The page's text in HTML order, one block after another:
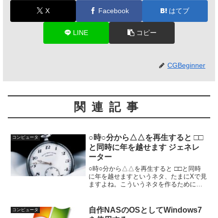
X Facebook はてブ
LINE コピー
CGBeginner
関連記事
コンピュータ
○時○分から△△を再生すると □□
と同時に年を越せます ジェネレ
ーター
○時○分から△△を再生すると □□と同時
に年を越せますというネタ、たまにXで見
ますよね。こういうネタを作るために
認して、そのうえで「元旦0時0分からの
逆算を計算する」必...
コンピュータ
自作NASのOSとしてWindows7